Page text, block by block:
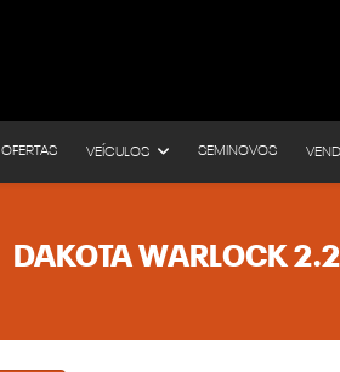
OFERTAS VEÍCULOS SEMINOVOS
DAKOTA WARLOCK